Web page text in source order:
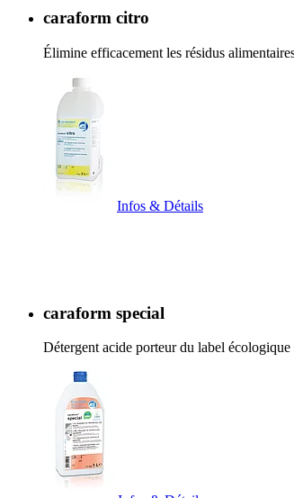
caraform citro
Élimine efficacement les résidus
Infos & Détails
caraform special
Détergent acide porteur du label